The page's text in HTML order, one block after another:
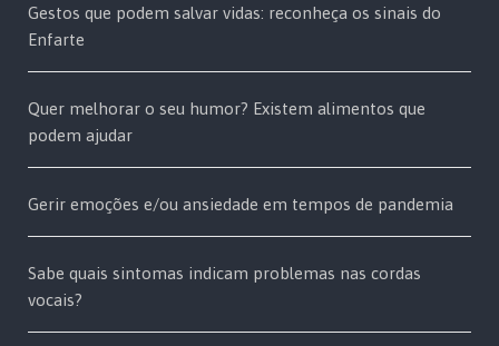
Gestos que podem salvar vidas: reconheça os sinais do
Enfarte
Quer melhorar o seu humor? Existem alimentos que
podem ajudar
Gerir emoções e/ou ansiedade em tempos de pandemia
Sabe quais sintomas indicam problemas nas cordas
vocais?